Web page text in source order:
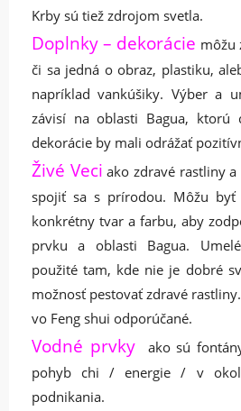
Krby sú tiež zdrojom svetla.
Doplnky – dekorácie môžu
či sa jedná o obraz, plastiku,
napríklad vankúšiky. Výber a
závisí na oblasti Bagua, ktorú
dekorácie by mali odrážať
Živé Veci ako zdravé rastliny
spojiť sa s prírodou. Môžu byť
konkrétny tvar a farbu, aby
prvku a oblasti Bagua.
použité tam, kde nie je dobré
možnosť pestovať zdravé
vo Feng shui odporúčané.
Vodné prvky
ako sú
pohyb chi / energie / v
podnikania.